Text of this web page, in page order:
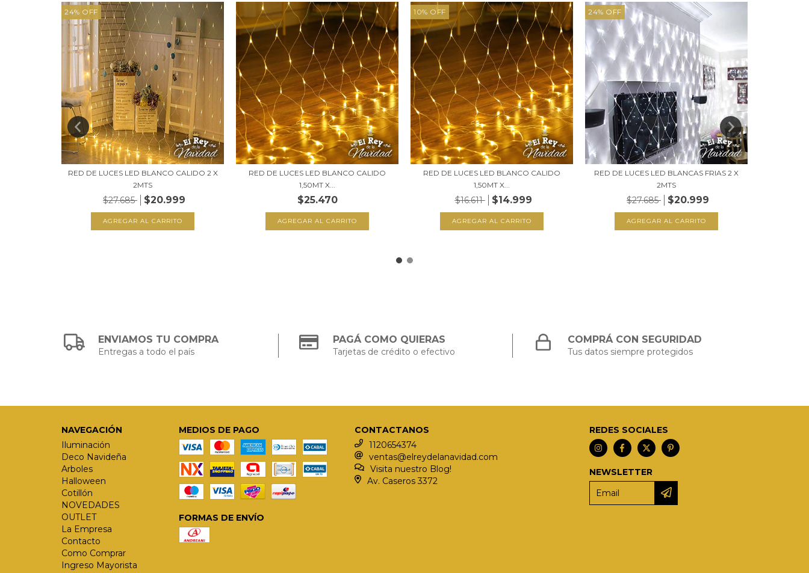
24% OFF
RED DE LUCES LED BLANCO CALIDO 2 X
2MTS
$27.685 $20.999
RED DE LUCES LED BLANCO CALIDO
1,50MT X...
$25.470
10% OFF
RED DE LUCES LED BLANCO CALIDO
1,50MT X...
$16.611 $14.999
24% OFF
RED DE LUCES LED BLANCAS FRIAS 2 X
2MTS
$27.685 $20.999
ENVIAMOS TU COMPRA
Entregas a todo el país
PAGÁ COMO QUIERAS
Tarjetas de crédito o efectivo
COMPRÁ CON SEGURIDAD
Tus datos siempre protegidos
NAVEGACIÓN
Iluminación
Deco Navideña
Arboles
Halloween
Cotillón
NOVEDADES
OUTLET
La Empresa
Contacto
Como Comprar
Ingreso Mayorista
MEDIOS DE PAGO
FORMAS DE ENVÍO
CONTACTANOS
1120654374
ventas@elreydelanavidad.com
Visita nuestro Blog!
Av. Caseros 3372
REDES SOCIALES
NEWSLETTER